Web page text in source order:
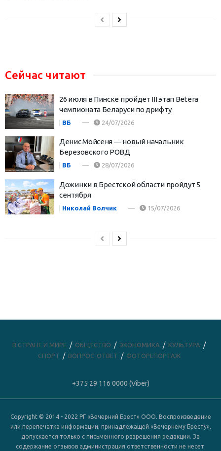
Сейчас читают
26 июля в Пинске пройдет III этап Betera
чемпионата Беларуси по дрифту
ВБ 24/07/2026
Денис Мойсеня — новый начальник
Березовского РОВД
ВБ 28/07/2026
Дожинки в Брестской области пройдут 5
сентября
Николай Волчик 15/07/2026
В СТРАНЕ И МИРЕ ОБЩЕСТВО ЭКОНОМИКА
КУЛЬТУРА
СПОРТ
ВОПРОС-ОТВЕТ ФОТОРЕПОРТАЖ
+375 29 116 0000 (Viber)
Copyright © 2014 - 2022 РГ «Вечерний Брест» ООО. Воспроизведение
или перепечатка информации, принадлежащей «Вечернему Бресту»,
допускается только с письменного разрешения редакции. За
содержание отзывов администрация ответственности не несет.